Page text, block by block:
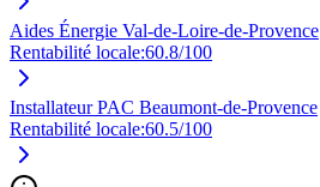
Aides Énergie Val-de-Loire-de-Provence
Rentabilité locale:60.8/100
Installateur PAC Beaumont-de-Provence
Rentabilité locale:60.5/100